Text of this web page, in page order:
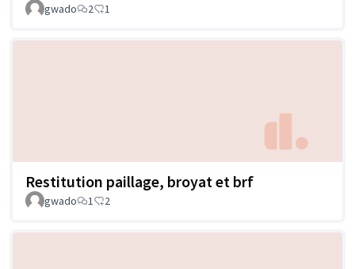
gwado 2 1
Restitution paillage, broyat et brf
gwado 1 2